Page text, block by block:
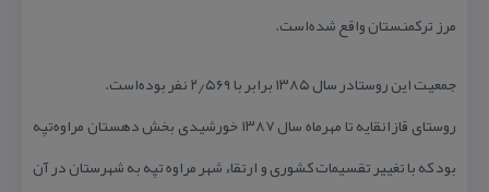
مرز تركمنستان واقع شده‌است.
جمعیت این روستادر سال ۱۳۸۵ برابر با ۲٫۵۶۹ نفر بوده‌است.
روستای قازانقایه تا مهرماه سال ۱۳۸۷ خورشیدی بخش دهستان مراوه‌تپه
بود كه با تغییر تقسیمات كشوری و ارتقاء شهر مراوه تپه به شهرستان در آن